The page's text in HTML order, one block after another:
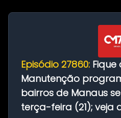
Episódio 27860: Fique
Manutenção
bairros de Manaus
terça-feira (21); veja